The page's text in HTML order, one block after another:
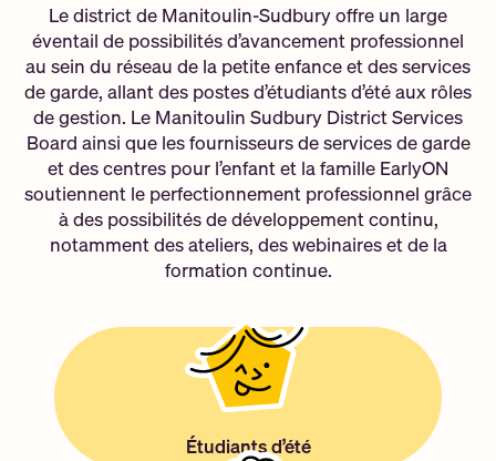
Le district de Manitoulin-Sudbury offre un large
éventail de possibilités d’avancement professionnel
au sein du réseau de la petite enfance et des services
de garde, allant des postes d’étudiants d’été aux rôles
de gestion. Le Manitoulin Sudbury District Services
Board ainsi que les fournisseurs de services de garde
et des centres pour l’enfant et la famille EarlyON
soutiennent le perfectionnement professionnel grâce
à des possibilités de développement continu,
notamment des ateliers, des webinaires et de la
formation continue.
Étudiants d’été